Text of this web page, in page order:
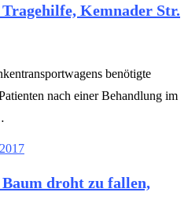
Tragehilfe, Kemnader Str.
benötigte
nach einer Behandlung im
Baum droht zu fallen,